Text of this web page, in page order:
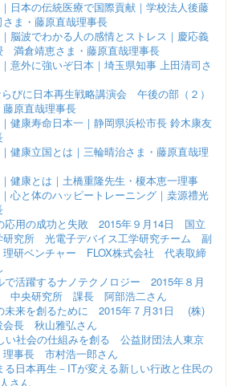
日本の伝統医療で国際貢献｜学校法人後藤
ま・藤原直哉理事長
脳波でわかる人の感情とストレス｜慶応義
満倉靖恵さま・藤原直哉理事長
意外に強いぞ日本｜埼玉県知事 上田清司さ
びに日本再生戦略講演会 午後の部（２）
原直哉理事長
健康寿命日本一｜静岡県浜松市長 鈴木康友
健康立国とは｜三輪晴治さま・藤原直哉理
健康とは｜土橋重隆先生・榎本恵一理事
心と体のハッピートレーニング｜桒源禮光
用の成功と失敗 2015年９月14日 国立
究所 光電子デバイス工学研究チーム 副
研ベンチャー FLOX株式会社 代表取締
活躍するナノテクノロジー 2015年８月
中央研究所 課長 阿部浩二さん
未来を創るために 2015年７月31日 (株)
長 秋山雅弘さん
社会の仕組みを創る 公益財団法人東京
事長 市村浩一郎さん
日本再生－ITが変える新しい行政と住民の
さん